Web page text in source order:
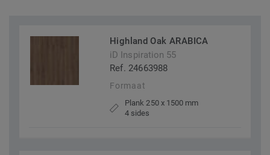
Highland Oak ARABICA
iD Inspiration 55
Ref. 24663988
Formaat
Plank 250 x 1500 mm
4 sides